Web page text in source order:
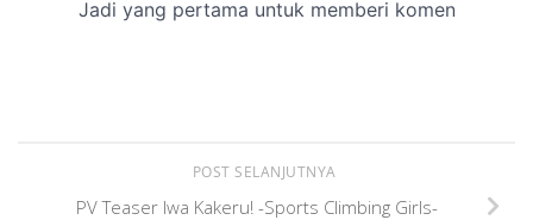
POST SELANJUTNYA
PV Teaser Iwa Kakeru! -Sports Climbing Girls-